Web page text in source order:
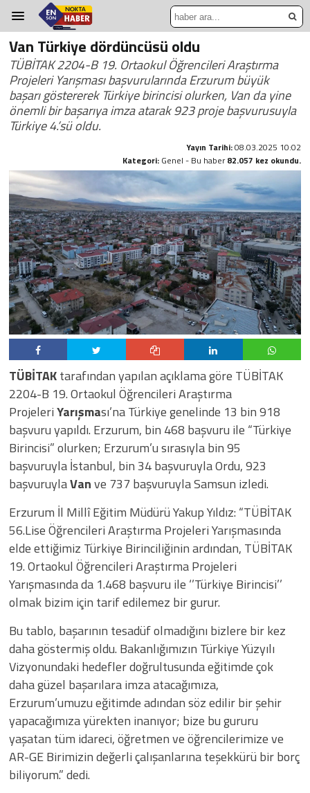
Van Türkiye dördüncüsü oldu
TÜBİTAK 2204-B 19. Ortaokul Öğrencileri Araştırma
Projeleri Yarışması başvurularında Erzurum büyük
başarı göstererek Türkiye birincisi olurken, Van da yine
önemli bir başarıya imza atarak 923 proje başvurusuyla
Türkiye 4.’sü oldu.
Yayın Tarihi:08.03.2025 10:02
Kategori: Genel - Bu haber82.057 kez okundu.
TÜBİTAKtarafından yapılan açıklama göre TÜBİTAK
2204-B 19. Ortaokul Öğrencileri Araştırma
ProjeleriYarışması’na Türkiye genelinde 13 bin 918
başvuru yapıldı. Erzurum, bin 468 başvuru ile “Türkiye
Birincisi” olurken; Erzurum’u sırasıyla bin 95
başvuruyla İstanbul, bin 34 başvuruyla Ordu, 923
başvuruylaVanve 737 başvuruyla Samsun izledi.
Erzurum İl Millî Eğitim Müdürü Yakup Yıldız: “TÜBİTAK
56.Lise Öğrencileri Araştırma Projeleri Yarışmasında
elde ettiğimiz Türkiye Birinciliğinin ardından, TÜBİTAK
19. Ortaokul Öğrencileri Araştırma Projeleri
Yarışmasında da 1.468 başvuru ile ‘’Türkiye Birincisi’’
olmak bizim için tarif edilemez bir gurur.
Bu tablo, başarının tesadüf olmadığını bizlere bir kez
daha göstermiş oldu. Bakanlığımızın Türkiye Yüzyılı
Vizyonundaki hedefler doğrultusunda eğitimde çok
daha güzel başarılara imza atacağımıza,
Erzurum’umuzu eğitimde adından söz edilir bir şehir
yapacağımıza yürekten inanıyor; bize bu gururu
yaşatan tüm idareci, öğretmen ve öğrencilerimize ve
AR-GE Birimizin değerli çalışanlarına teşekkürü bir borç
biliyorum.” dedi.